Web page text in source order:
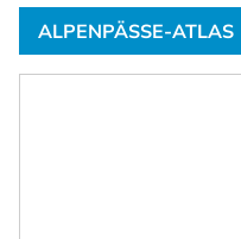
ALPENPÄSSE-ATLAS